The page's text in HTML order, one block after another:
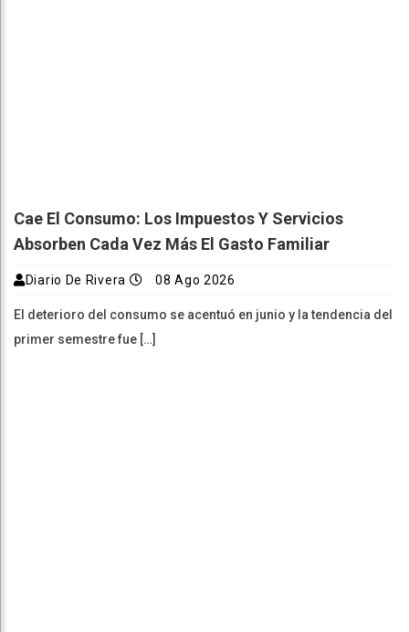
Cae El Consumo: Los Impuestos Y Servicios
Absorben Cada Vez Más El Gasto Familiar
Diario De Rivera 08 Ago 2026
El deterioro del consumo se acentuó en junio y la tendencia del
primer semestre fue […]